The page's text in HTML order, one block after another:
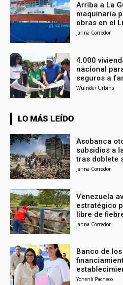
Arriba a La
maquinaria
obras en el
Janna Corredor
4.000
nacional
seguros a
Wuinder Urbina
LO MÁS LEÍDO
Asobanca
subsidios a
tras doblete
Janna Corredor
Venezuela
estratégico
libre de
Janna Corredor
Banco de
Yohenli Pacheco